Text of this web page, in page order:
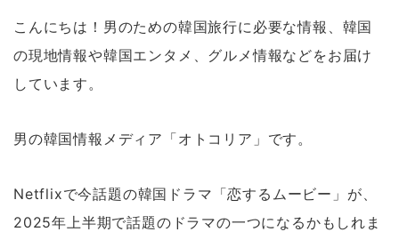
こんにちは！男のための韓国旅行に必要な情報、韓国
の現地情報や韓国エンタメ、グルメ情報などをお届け
しています。
男の韓国情報メディア「オトコリア」です。
Netflixで今話題の韓国ドラマ「恋するムービー」が、
2025年上半期で話題のドラマの一つになるかもしれま